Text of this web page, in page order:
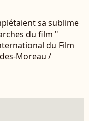
sa sublime
du film "
du Film
Moreau /